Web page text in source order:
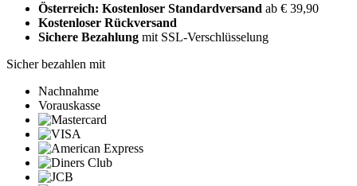
Österreich: Kostenloser Standardversand ab € 39,90
Kostenloser Rückversand
Sichere Bezahlung mit SSL-Verschlüsselung
Sicher bezahlen mit
Nachnahme
Vorauskasse